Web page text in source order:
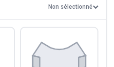
Non sélectionné